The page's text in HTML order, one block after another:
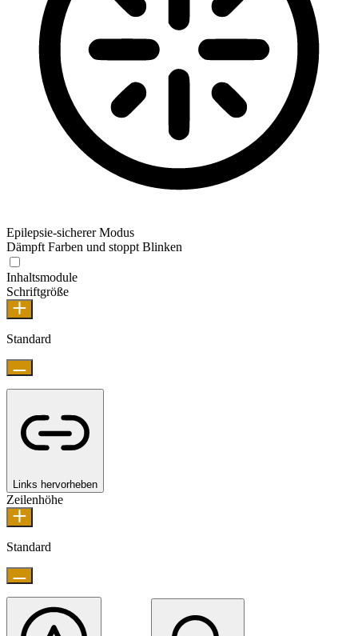
Epilepsie-sicherer Modus
Dämpft Farben und stoppt Blinken
Inhaltsmodule
Schriftgröße
Standard
Links hervorheben
Zeilenhöhe
Standard